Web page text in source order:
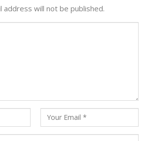
address will not be published.